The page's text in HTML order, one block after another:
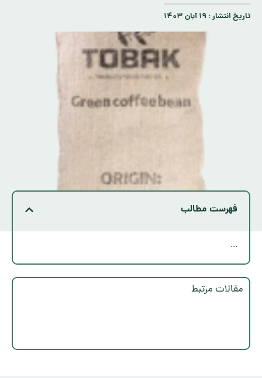
مقالات مرتبط
تاریخ انتشار :۱۹ آبان ۱۴۰۳
فهرست مطالب
...